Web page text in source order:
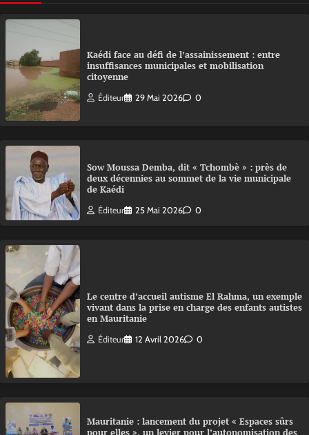
Kaédi face au défi de l’assainissement : entre
insuffisances municipales et mobilisation
citoyenne
Éditeur 29 Mai 2026 0
Sow Moussa Demba, dit « Tchombè » : près de
deux décennies au sommet de la vie municipale
de Kaédi
Éditeur 25 Mai 2026 0
Le centre d’accueil autisme El Rahma, un exemple
vivant dans la prise en charge des enfants autistes
en Mauritanie
Éditeur 12 Avril 2026 0
Mauritanie : lancement du projet « Espaces sûrs